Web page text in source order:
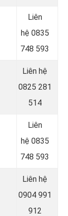
Liên
hệ 0835
748 593
Liên hệ
0825 281
514
Liên
hệ 0835
748 593
Liên hệ
0904 991
912